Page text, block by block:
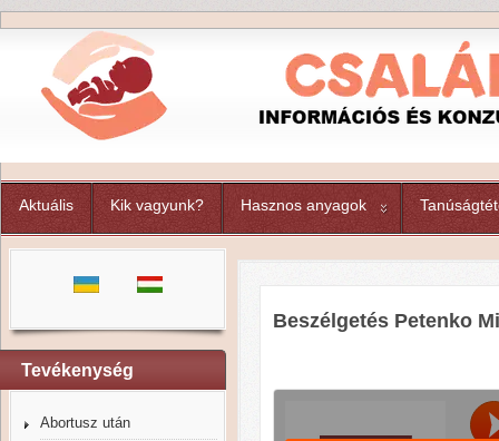
Aktuális Kik vagyunk? Hasznos anyagok
Tevékenység
Abortusz után
Beszélgetés Petenko